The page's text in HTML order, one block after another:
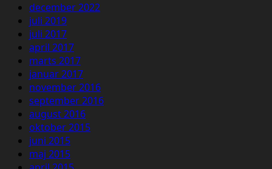
december 2022
juli 2019
juli 2017
april 2017
marts 2017
januar 2017
november 2016
september 2016
august 2016
oktober 2015
juni 2015
maj 2015